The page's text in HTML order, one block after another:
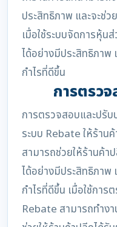
ประสิทธิภาพ และจะช่
เมื่อใช้ระบบจัดการหุ้น
ได้อย่างมีประสิทธิภาพ
กำไรที่ดีขึ้น
การตรว
การตรวจสอบและปรั
ระบบ Rebate ให้ร้าน
สามารถช่วยให้ร้านค้า
ได้อย่างมีประสิทธิภาพ
กำไรที่ดีขึ้น เมื่อใช้การ
Rebate สามารถทำง